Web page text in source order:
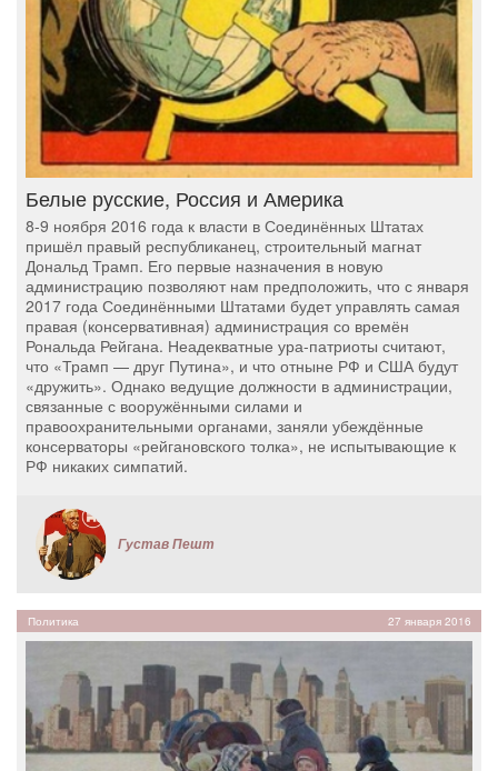
Белые русские, Россия и Америка
8-9 ноября 2016 года к власти в Соединённых Штатах
пришёл правый республиканец, строительный магнат
Дональд Трамп. Его первые назначения в новую
администрацию позволяют нам предположить, что с января
2017 года Соединёнными Штатами будет управлять самая
правая (консервативная) администрация со времён
Рональда Рейгана. Неадекватные ура-патриоты считают,
что «Трамп — друг Путина», и что отныне РФ и США будут
«дружить». Однако ведущие должности в администрации,
связанные с вооружёнными силами и
правоохранительными органами, заняли убеждённые
консерваторы «рейгановского толка», не испытывающие к
РФ никаких симпатий.
Густав Пешт
Политика 27 января 2016